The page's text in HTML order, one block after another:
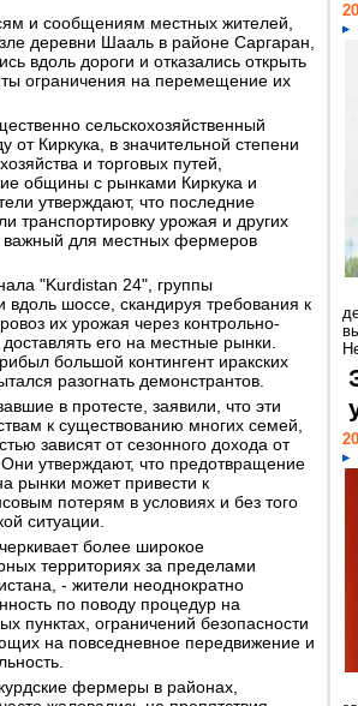
и сообщениям местных жителей,
деревни Шааль в районе Саргаран,
вдоль дороги и отказались открыть
ограничения на перемещение их
сельскохозяйственный
от Киркука, в значительной степени
и торговых путей,
общины с рынками Киркука и
утверждают, что последние
транспортировку урожая и других
важный для местных фермеров
"Kurdistan 24", группы
вдоль шоссе, скандируя требования к
их урожая через контрольно-
его на местные рынки.
большой контингент иракских
разогнать демонстрантов.
в протесте, заявили, что эти
к существованию многих семей,
зависят от сезонного дохода от
Они утверждают, что предотвращение
рынки может привести к
потерям в условиях и без того
ситуации.
более широкое
территориях за пределами
- жители неоднократно
по поводу процедур на
пунктах, ограничений безопасности
на повседневное передвижение и
фермеры в районах,